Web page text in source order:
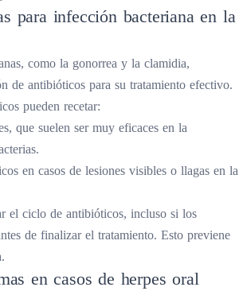
para infección bacteriana en la
como la gonorrea y la clamidia,
de antibióticos para su tratamiento efectivo.
pueden recetar:
que suelen ser muy eficaces en la
en casos de lesiones visibles o llagas en la
el ciclo de antibióticos, incluso si los
de finalizar el tratamiento. Esto previene
en casos de herpes oral